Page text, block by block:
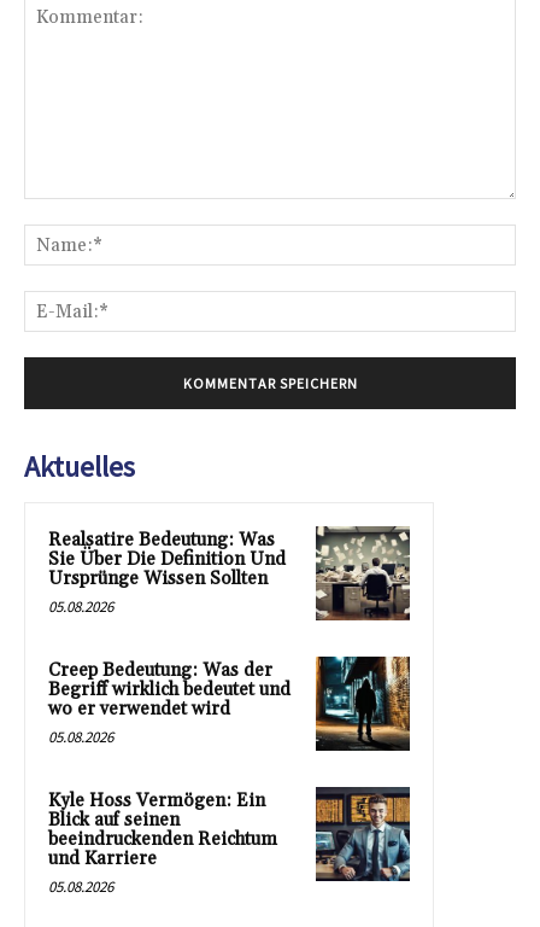
Aktuelles
Realsatire Bedeutung: Was
Sie Über Die Definition Und
Ursprünge Wissen Sollten
05.08.2026
Creep Bedeutung: Was der
Begriff wirklich bedeutet und
wo er verwendet wird
05.08.2026
Kyle Hoss Vermögen: Ein
Blick auf seinen
beeindruckenden Reichtum
und Karriere
05.08.2026